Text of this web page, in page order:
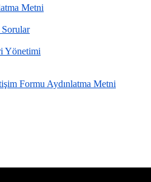
Metni
Sorular
Yönetimi
Formu Aydınlatma Metni